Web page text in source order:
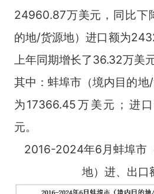
24960.87万美元，同比下
的地/货源地）进口额为
上年同期增长了36.32万美
其中：蚌埠市（境内目的
为17366.45万美元；进
元。
2016-2024年6月蚌埠市
地）进、出口